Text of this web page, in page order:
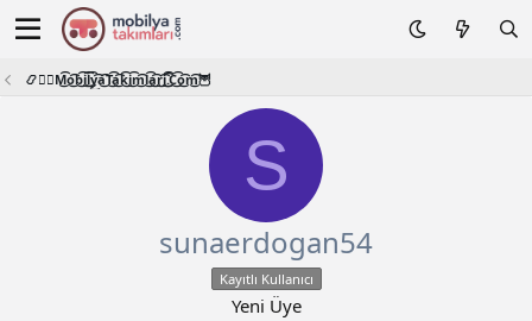
📿🧙‍♂️M͜͡o͜͡b͜͡i͜͡l͜͡y͜͡a͜͡T͜͡a͜͡k͜͡i͜͡m͜͡l͜͡a͜͡r͜͡i͜͡.͜͡C͜͡o͜͡m͜͡🦉
S
sunaerdogan54
Kayıtlı Kullanıcı
Yeni Üye